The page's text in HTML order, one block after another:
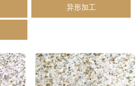
异形加工